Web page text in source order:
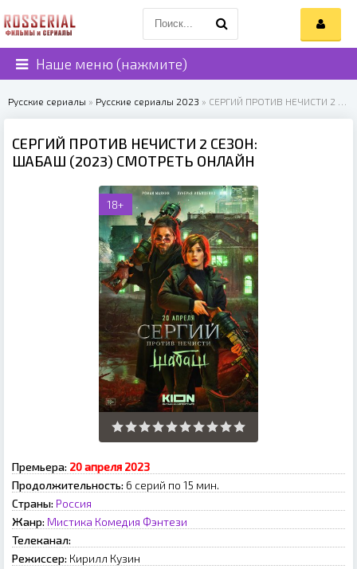
Наше меню (нажмите)
Русские сериалы » Русские сериалы 2023 » СЕРГИЙ ПРОТИВ НЕЧИСТИ 2 СЕЗОН: ШАБАШ (2023)
СЕРГИЙ ПРОТИВ НЕЧИСТИ 2 СЕЗОН:
ШАБАШ (2023) СМОТРЕТЬ ОНЛАЙН
18+
Премьера: 20 апреля 2023
Продолжительность: 6 серий по 15 мин.
Страны: Россия
Жанр: Мистика Комедия Фэнтези
Телеканал:
Режиссер: Кирилл Кузин